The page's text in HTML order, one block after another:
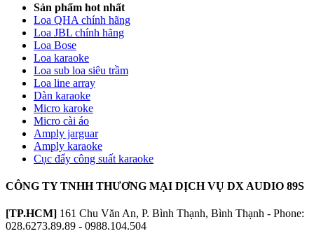
Sản phẩm hot nhất
Loa QHA chính hãng
Loa JBL chính hãng
Loa Bose
Loa karaoke
Loa sub loa siêu trầm
Loa line array
Dàn karaoke
Micro karoke
Micro cài áo
Amply jarguar
Amply karaoke
Cục đẩy công suất karaoke
CÔNG TY TNHH THƯƠNG MẠI DỊCH VỤ DX AUDIO 89S
[TP.HCM] 161 Chu Văn An, P. Bình Thạnh, Bình Thạnh - Phone:
028.6273.89.89 - 0988.104.504